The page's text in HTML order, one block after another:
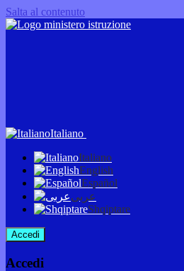
Salta al contenuto
Italiano
Italiano
English
Español
عربى
Shqiptare
Accedi
Accedi